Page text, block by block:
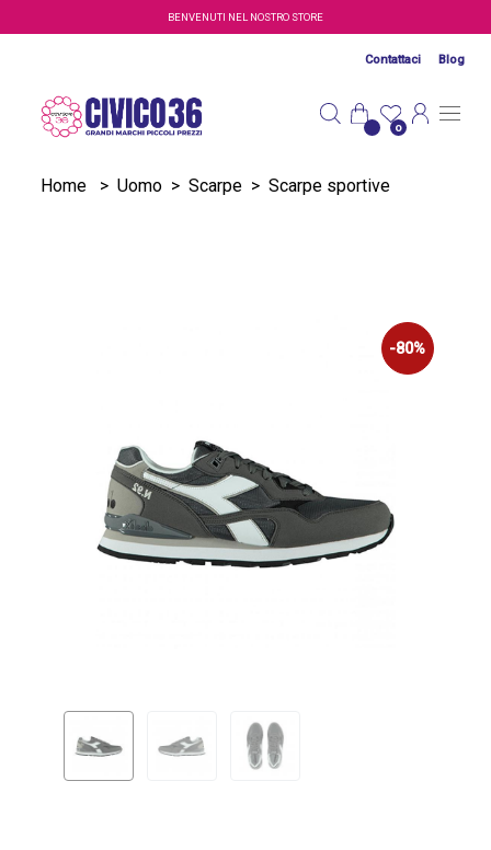
Salta al contenuto principaleBENVENUTI NEL NOSTRO STORE
Contattaci Blog
0
Home > Uomo > Scarpe > Scarpe sportive
-80%